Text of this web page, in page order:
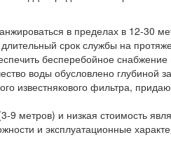
в пределах в 12-30
срок службы на
бесперебойное
воды обусловлено глубиной
известнякового фильтра,
9 метров) и низкая стоимость
и эксплуатационные